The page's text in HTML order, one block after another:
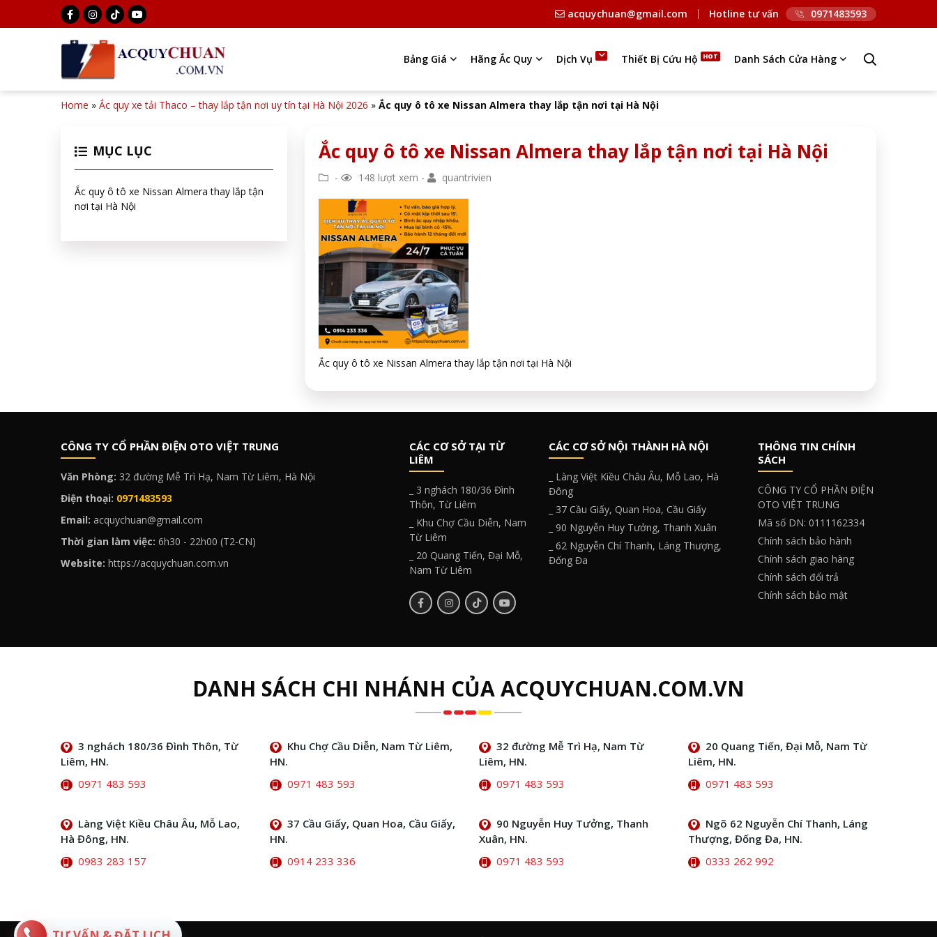
acquychuan@gmail.com Hotline tư vấn 0971483593
Bảng Giá Hãng Ắc Quy Dịch Vụ Thiết Bị Cứu Hộ Danh Sách Cửa Hàng
Home » Ắc quy xe tải Thaco – thay lắp tận nơi uy tín tại Hà Nội 2026 » Ắc quy ô tô xe Nissan Almera thay lắp tận nơi tại Hà Nội
MỤC LỤC
Ắc quy ô tô xe Nissan Almera thay lắp tận
nơi tại Hà Nội
Ắc quy ô tô xe Nissan Almera thay lắp tận nơi tại Hà Nội
- 148 lượt xem - quantrivien
Ắc quy ô tô xe Nissan Almera thay lắp tận nơi tại Hà Nội
CÔNG TY CỔ PHẦN ĐIỆN OTO VIỆT TRUNG
Văn Phòng: 32 đường Mễ Trì Hạ, Nam Từ Liêm, Hà Nội
Điện thoại: 0971483593
Email: acquychuan@gmail.com
Thời gian làm việc: 6h30 - 22h00 (T2-CN)
Website: https://acquychuan.com.vn
CÁC CƠ SỞ TẠI TỪ
LIÊM
_ 3 nghách 180/36 Đình
Thôn, Từ Liêm
_ Khu Chợ Cầu Diễn, Nam
Từ Liêm
_ 20 Quang Tiến, Đại Mỗ,
Nam Từ Liêm
CÁC CƠ SỞ NỘI THÀNH HÀ NỘI
_ Làng Việt Kiều Châu Âu, Mỗ Lao, Hà
Đông
_ 37 Cầu Giấy, Quan Hoa, Cầu Giấy
_ 90 Nguyễn Huy Tưởng, Thanh Xuân
_ 62 Nguyễn Chí Thanh, Láng Thượng,
Đống Đa
THÔNG TIN CHÍNH
SÁCH
CÔNG TY CỔ PHẦN ĐIỆN
OTO VIỆT TRUNG
Mã số DN: 0111162334
Chính sách bảo hành
Chính sách giao hàng
Chính sách đổi trả
Chính sách bảo mật
DANH SÁCH CHI NHÁNH CỦA ACQUYCHUAN.COM.VN
3 nghách 180/36 Đình Thôn, Từ
Liêm, HN.
0971 483 593
Khu Chợ Cầu Diễn, Nam Từ Liêm,
HN.
0971 483 593
32 đường Mễ Trì Hạ, Nam Từ
Liêm, HN.
0971 483 593
20 Quang Tiến, Đại Mỗ, Nam Từ
Liêm, HN.
0971 483 593
Làng Việt Kiều Châu Âu, Mỗ Lao,
Hà Đông, HN.
0983 283 157
37 Cầu Giấy, Quan Hoa, Cầu Giấy,
HN.
0914 233 336
90 Nguyễn Huy Tưởng, Thanh
Xuân, HN.
0971 483 593
Ngõ 62 Nguyễn Chí Thanh, Láng
Thượng, Đống Đa, HN.
0333 262 992